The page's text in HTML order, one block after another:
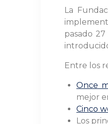
La
pasado
Entre los
Once
mejor
Cinco
Los